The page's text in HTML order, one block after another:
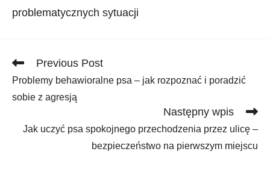
problematycznych sytuacji
Read
articles
Previous Post
Problemy behawioralne psa – jak rozpoznać i poradzić
sobie z agresją
Następny wpis
Jak uczyć psa spokojnego przechodzenia przez ulicę –
bezpieczeństwo na pierwszym miejscu